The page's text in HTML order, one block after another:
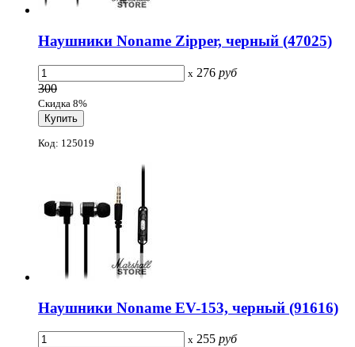
Наушники Noname Zipper, черный (47025)
x 276 руб
300
Скидка 8%
Код: 125019
Наушники Noname EV-153, черный (91616)
x 255 руб